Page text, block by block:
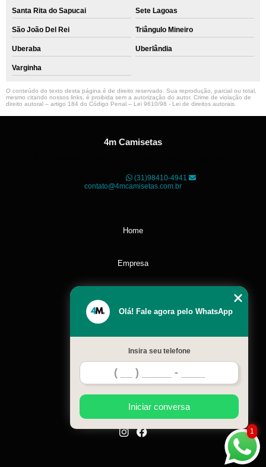
Santa Rita do Sapucai Sete Lagoas
São João Del Rei Triângulo Mineiro
Uberaba Uberlândia
Varginha
O conteúdo do texto desta página é de direito reservado. Sua reprodução, parcial ou total,
mesmo citando nossos links, é proibida sem a autorização do autor. Crime de violação de
direito autoral – artigo 184 do Código Penal – Lei 9610/98 - Lei de direitos autorais
4m Camisetas
(31)98410-4941
contato@4mcamisetas.com.br
Home
Empresa
Contato
Mapa do site
1
Olá! Fale agora pelo WhatsApp
Insira seu telefone
Iniciar conversa